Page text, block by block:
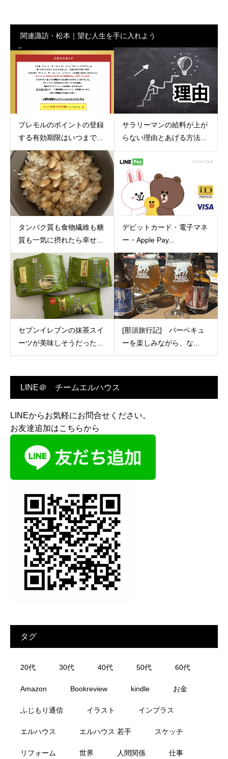
関連諏訪・松本｜望む人生を手に入れよう
プレモルのポイントの登録
する有効期限はいつまで...
サラリーマンの給料が上が
らない理由とあげる方法...
タンパク質も食物繊維も糖
質も一気に摂れたら幸せ...
デビットカード・電子マネ
ー・Apple Pay...
セブンイレブンの抹茶スイ
ーツが美味しそうだった...
[那須旅行記] バーベキュ
ーを楽しみながら、な...
LINE＠ チームエルハウス
LINEからお気軽にお問合せください。
お友達追加はこちらから
タグ
20代 30代 40代 50代 60代
Amazon Bookreview kindle お金
ふじもり通信 イラスト インプラス
エルハウス エルハウス 若手 スケッチ
リフォーム 世界 人間関係 仕事